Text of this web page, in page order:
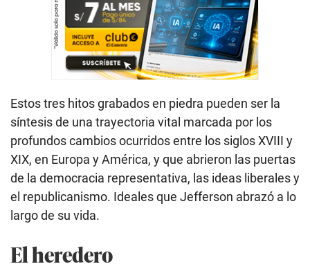
Estos tres hitos grabados en piedra pueden ser la
síntesis de una trayectoria vital marcada por los
profundos cambios ocurridos entre los siglos XVIII y
XIX, en Europa y América, y que abrieron las puertas
de la democracia representativa, las ideas liberales y
el republicanismo. Ideales que Jefferson abrazó a lo
largo de su vida.
El heredero